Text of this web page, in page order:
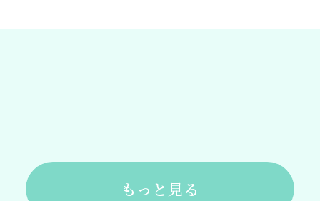
もっと見る